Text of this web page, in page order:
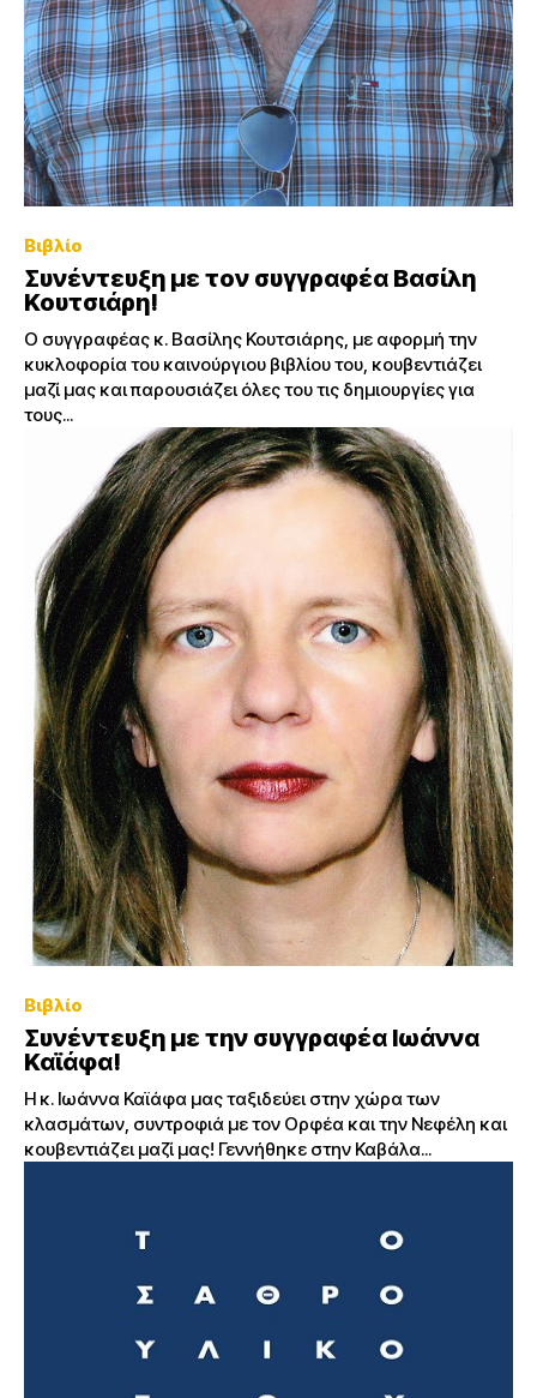
Βιβλίο
Συνέντευξη με τον συγγραφέα Βασίλη
Κουτσιάρη!
Ο συγγραφέας κ. Βασίλης Κουτσιάρης, με αφορμή την
κυκλοφορία του καινούργιου βιβλίου του, κουβεντιάζει
μαζί μας και παρουσιάζει όλες του τις δημιουργίες για
τους...
Βιβλίο
Συνέντευξη με την συγγραφέα Ιωάννα
Καϊάφα!
Η κ. Ιωάννα Καϊάφα μας ταξιδεύει στην χώρα των
κλασμάτων, συντροφιά με τον Ορφέα και την Νεφέλη και
κουβεντιάζει μαζί μας! Γεννήθηκε στην Καβάλα...